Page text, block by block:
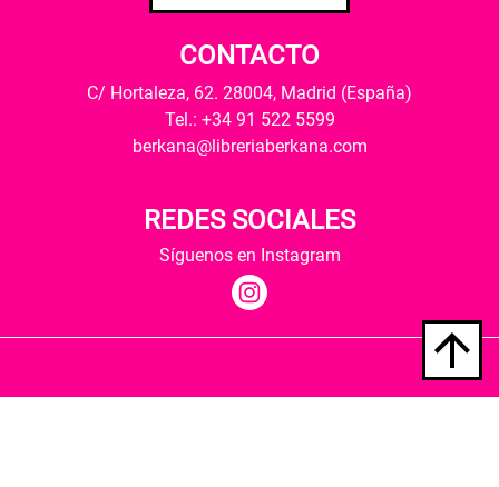
CONTACTO
C/ Hortaleza, 62. 28004, Madrid (España)
Tel.: +34 91 522 5599
berkana@libreriaberkana.com
REDES SOCIALES
Síguenos en Instagram